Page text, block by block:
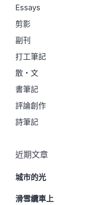
Essays
剪影
副刊
打工筆記
散・文
書筆記
評論創作
詩筆記
近期文章
城市的光
滑雪纜車上